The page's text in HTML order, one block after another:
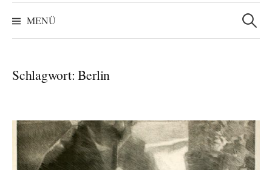
MENÜ
Suchen
nach:
Schlagwort:Berlin